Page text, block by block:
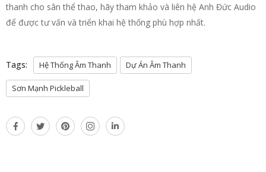
thanh cho sân thể thao, hãy tham khảo và liên hệ Anh Đức Audio
để được tư vấn và triển khai hệ thống phù hợp nhất.
Tags: Hệ Thống Âm Thanh Dự Án Âm Thanh
Sơn Mạnh Pickleball